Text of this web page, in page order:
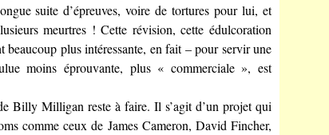
suite d’épreuves, voire de tortures pour lui, et
meurtres ! Cette révision, cette édulcoration
beaucoup plus intéressante, en fait – pour servir une
moins éprouvante, plus « commerciale », est
Billy Milligan reste à faire. Il s’agit d’un projet qui
comme ceux deJames Cameron, David Fincher,